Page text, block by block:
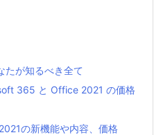
たが知るべき全て
365 と Office 2021 の価格
の新機能や内容、価格